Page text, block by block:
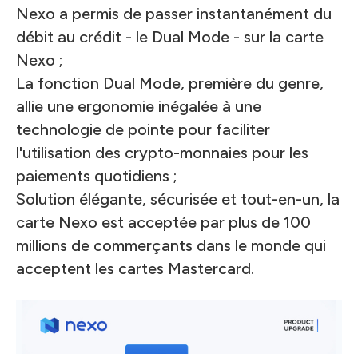
Nexo a permis de passer instantanément du
débit au crédit - le Dual Mode - sur la carte
Nexo ;
La fonction Dual Mode, première du genre,
allie une ergonomie inégalée à une
technologie de pointe pour faciliter
l'utilisation des crypto-monnaies pour les
paiements quotidiens ;
Solution élégante, sécurisée et tout-en-un, la
carte Nexo est acceptée par plus de 100
millions de commerçants dans le monde qui
acceptent les cartes Mastercard.